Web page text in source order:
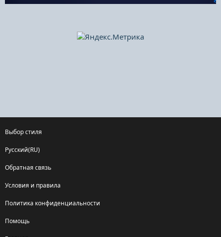
Выбор стиля
Русский(RU)
Обратная связь
Условия и правила
Политика конфиденциальности
Помощь